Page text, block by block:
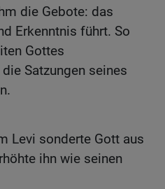
die Gebote: das
Erkenntnis führt. So
Gottes
Satzungen seines
Levi sonderte Gott aus
ihn wie seinen